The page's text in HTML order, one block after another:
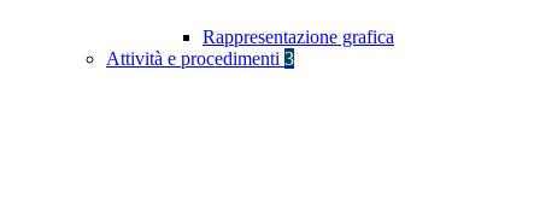
Rappresentazione grafica
Attività e procedimenti 3